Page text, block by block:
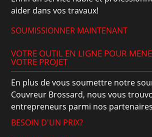
aider dans vos travaux!
SOUMISSIONNER MAINTENANT
VOTRE OUTIL EN LIGNE POUR
VOTRE PROJET
En plus de vous soumettre notre
Couvreur Brossard, nous vous
entrepreneurs parmi nos
BESOIN D'UN PRIX?